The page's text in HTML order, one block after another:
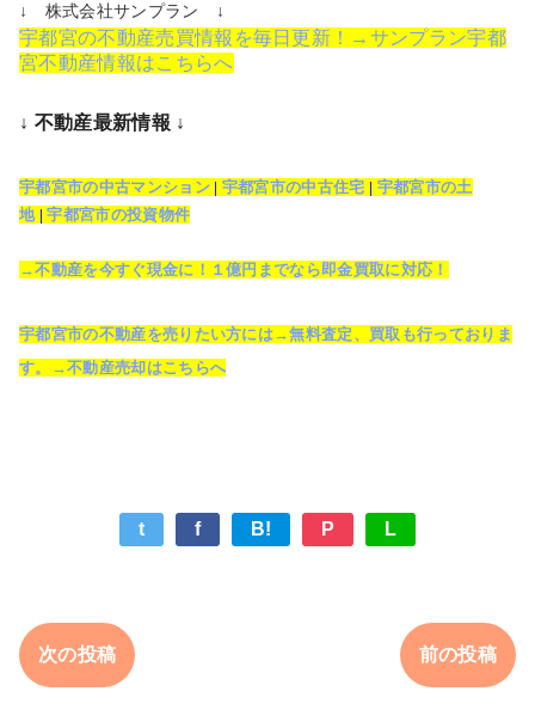
↓ 株式会社サンプラン ↓
宇都宮の不動産売買情報を毎日更新！→サンプラン宇都
宮不動産情報はこちらへ
↓ 不動産最新情報 ↓
宇都宮市の中古マンション| 宇都宮市の中古住宅 | 宇都宮市の土
地|宇都宮市の投資物件
→不動産を今すぐ現金に！１億円までなら即金買取に対応！
宇都宮市の不動産を売りたい方には→無料査定、買取も行っておりま
す。→不動産売却はこちらへ
t f B! P L
次の投稿 前の投稿